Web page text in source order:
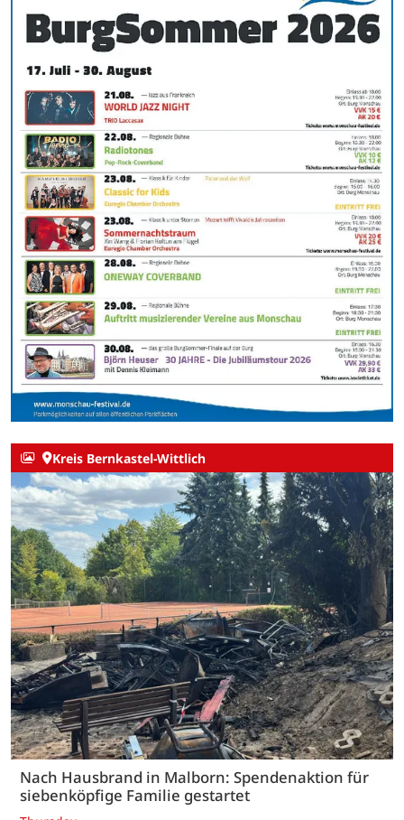
Kreis Bernkastel-Wittlich
Nach Hausbrand in Malborn: Spendenaktion für
siebenköpfige Familie gestartet